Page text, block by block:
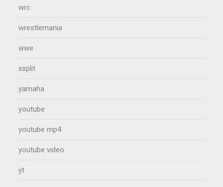
wrc
wrestlemania
wwe
xsplit
yamaha
youtube
youtube mp4
youtube video
yt